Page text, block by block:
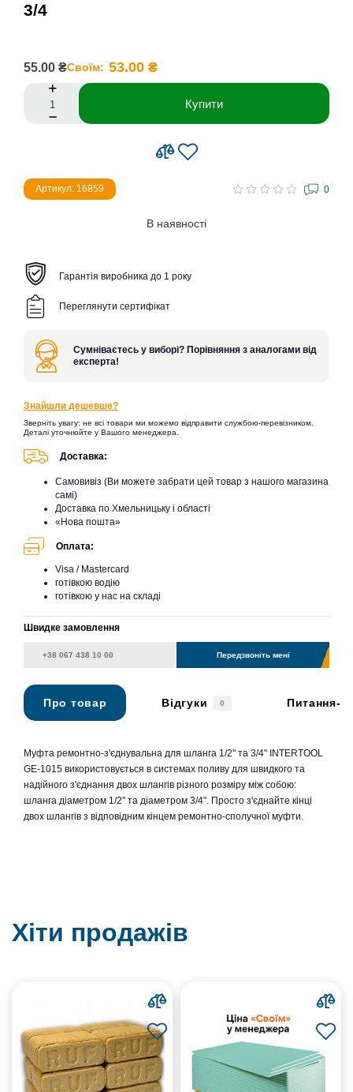
3/4
55.00 ₴Своїм: 53.00 ₴
Купити
Артикул: 16859 0
В наявності
Гарантія виробника до 1 року
Переглянути сертифікат
Сумніваєтесь у виборі? Порівняння з аналогами від
експерта!
Знайшли дешевше?
Зверніть увагу: не всі товари ми можемо відправити службою-перевізником.
Деталі уточнюйте у Вашого менеджера.
Доставка:
Самовивіз (Ви можете забрати цей товар з нашого магазина
самі)
Доставка по Хмельницьку і області
«Нова пошта»
Оплата:
Visa / Mastercard
готівкою водію
готівкою у нас на складі
Швидке замовлення
Передзвоніть мені
Про товар Відгуки 0 Питання-
Муфта ремонтно-з'єднувальна для шланга 1/2" та 3/4" INTERTOOL
GE-1015 використовується в системах поливу для швидкого та
надійного з'єднання двох шлангів різного розміру між собою:
шланга діаметром 1/2" та діаметром 3/4". Просто з'єднайте кінці
двох шлангів з відповідним кінцем ремонтно-сполучної муфти.
Хіти продажів